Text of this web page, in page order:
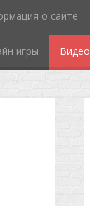
о сайте
игры Видео